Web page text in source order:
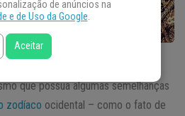
que possua algumas semelhanças
zodíaco ocidental – como o fato de
de anúncios na
e de Uso da Google.
Aceitar